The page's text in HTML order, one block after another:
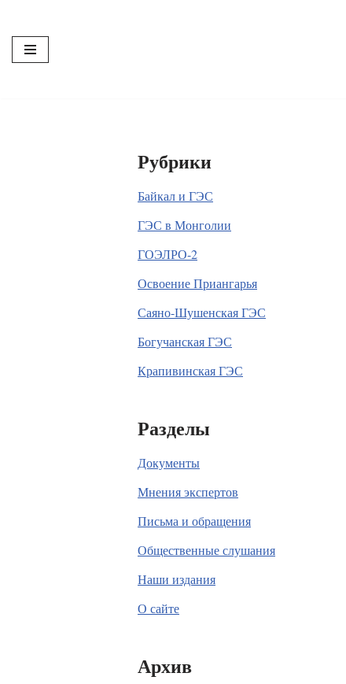
Перейти
к
Рубрики
Байкал и ГЭС
ГЭС в Монголии
ГОЭЛРО-2
Освоение Приангарья
Саяно-Шушенская ГЭС
Богучанская ГЭС
Крапивинская ГЭС
Разделы
Документы
Мнения экспертов
Письма и обращения
Общественные слушания
Наши издания
О сайте
Архив